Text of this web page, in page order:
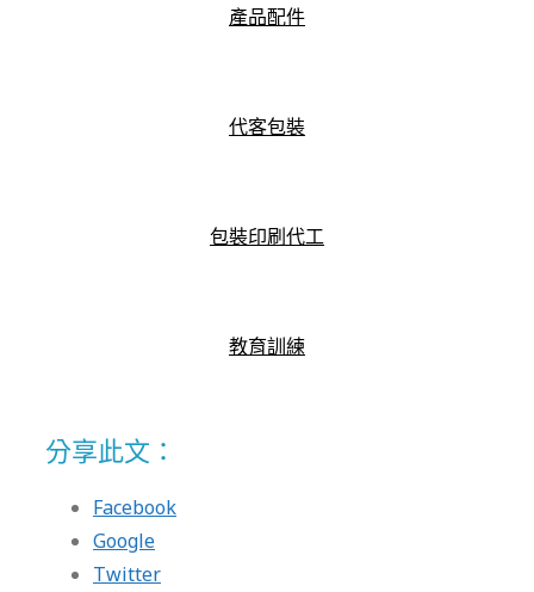
產品配件
代客包裝
包裝印刷代工
教育訓練
分享此文：
Facebook
Google
Twitter